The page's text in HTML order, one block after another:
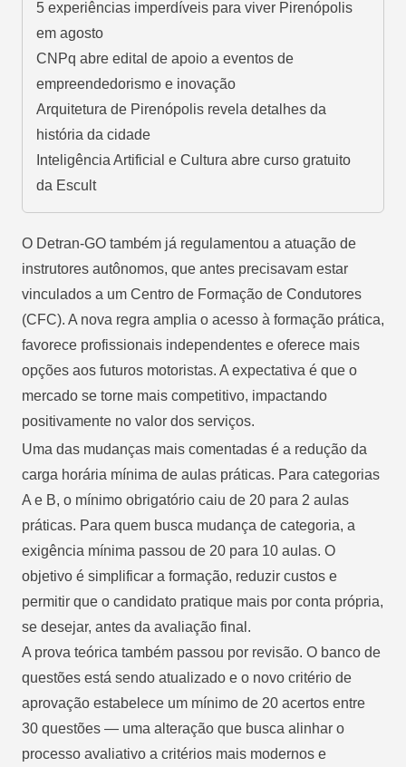
5 experiências imperdíveis para viver Pirenópolis
em agosto
CNPq abre edital de apoio a eventos de
empreendedorismo e inovação
Arquitetura de Pirenópolis revela detalhes da
história da cidade
Inteligência Artificial e Cultura abre curso gratuito
da Escult
O Detran-GO também já regulamentou a atuação de
instrutores autônomos, que antes precisavam estar
vinculados a um Centro de Formação de Condutores
(CFC). A nova regra amplia o acesso à formação prática,
favorece profissionais independentes e oferece mais
opções aos futuros motoristas. A expectativa é que o
mercado se torne mais competitivo, impactando
positivamente no valor dos serviços.
Uma das mudanças mais comentadas é a redução da
carga horária mínima de aulas práticas. Para categorias
A e B, o mínimo obrigatório caiu de 20 para 2 aulas
práticas. Para quem busca mudança de categoria, a
exigência mínima passou de 20 para 10 aulas. O
objetivo é simplificar a formação, reduzir custos e
permitir que o candidato pratique mais por conta própria,
se desejar, antes da avaliação final.
A prova teórica também passou por revisão. O banco de
questões está sendo atualizado e o novo critério de
aprovação estabelece um mínimo de 20 acertos entre
30 questões — uma alteração que busca alinhar o
processo avaliativo a critérios mais modernos e